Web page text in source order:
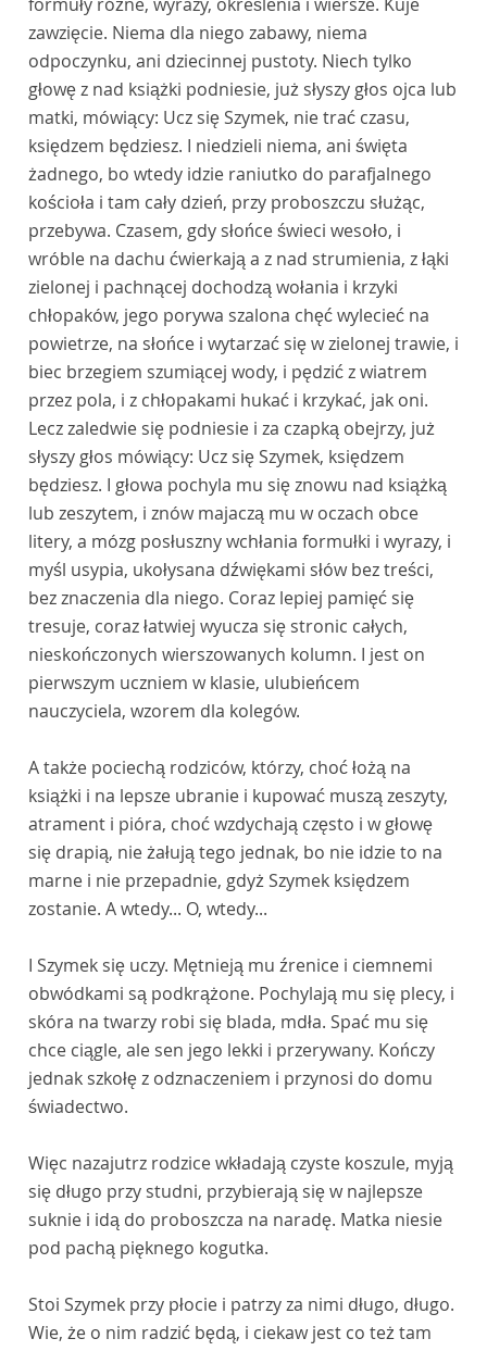
zawzięcie. Niema dla niego zabawy, niema
odpoczynku, ani dziecinnej pustoty. Niech tylko
głowę z nad książki podniesie, już słyszy głos ojca lub
matki, mówiący: Ucz się Szymek, nie trać czasu,
księdzem będziesz. I niedzieli niema, ani święta
żadnego, bo wtedy idzie raniutko do parafjalnego
kościoła i tam cały dzień, przy proboszczu służąc,
przebywa. Czasem, gdy słońce świeci wesoło, i
wróble na dachu ćwierkają a z nad strumienia, z łąki
zielonej i pachnącej dochodzą wołania i krzyki
chłopaków, jego porywa szalona chęć wylecieć na
powietrze, na słońce i wytarzać się w zielonej trawie, i
biec brzegiem szumiącej wody, i pędzić z wiatrem
przez pola, i z chłopakami hukać i krzykać, jak oni.
Lecz zaledwie się podniesie i za czapką obejrzy, już
słyszy głos mówiący: Ucz się Szymek, księdzem
będziesz. I głowa pochyla mu się znowu nad książką
lub zeszytem, i znów majaczą mu w oczach obce
litery, a mózg posłuszny wchłania formułki i wyrazy, i
myśl usypia, ukołysana dźwiękami słów bez treści,
bez znaczenia dla niego. Coraz lepiej pamięć się
tresuje, coraz łatwiej wyucza się stronic całych,
nieskończonych wierszowanych kolumn. I jest on
pierwszym uczniem w klasie, ulubieńcem
nauczyciela, wzorem dla kolegów.
A także pociechą rodziców, którzy, choć łożą na
książki i na lepsze ubranie i kupować muszą zeszyty,
atrament i pióra, choć wzdychają często i w głowę
się drapią, nie żałują tego jednak, bo nie idzie to na
marne i nie przepadnie, gdyż Szymek księdzem
zostanie. A wtedy... O, wtedy...
I Szymek się uczy. Mętnieją mu źrenice i ciemnemi
obwódkami są podkrążone. Pochylają mu się plecy, i
skóra na twarzy robi się blada, mdła. Spać mu się
chce ciągle, ale sen jego lekki i przerywany. Kończy
jednak szkołę z odznaczeniem i przynosi do domu
świadectwo.
Więc nazajutrz rodzice wkładają czyste koszule, myją
się długo przy studni, przybierają się w najlepsze
suknie i idą do proboszcza na naradę. Matka niesie
pod pachą pięknego kogutka.
Stoi Szymek przy płocie i patrzy za nimi długo, długo.
Wie, że o nim radzić będą, i ciekaw jest co też tam